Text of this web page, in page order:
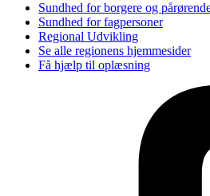
Sundhed for borgere og
Sundhed for fagpersoner
Regional Udvikling
Se alle regionens hjemmesider
Få hjælp til oplæsning